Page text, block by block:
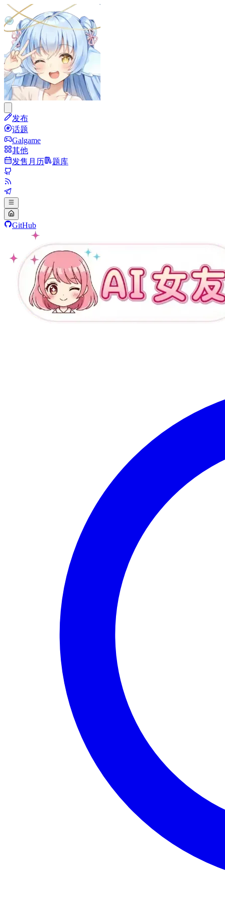
发布
话题
Galgame
其他
发售月历
题库
GitHub